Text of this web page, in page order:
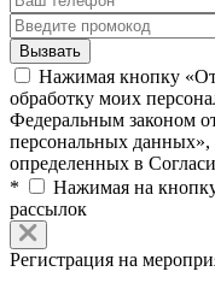
Нажимая кнопку
обработку моих
Федеральным законом
персональных данных»,
определенных в
*
Нажимая на
рассылок
Регистрация на